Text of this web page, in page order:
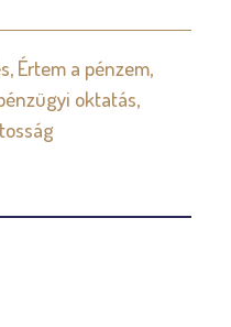
Értem a pénzem
oktatás